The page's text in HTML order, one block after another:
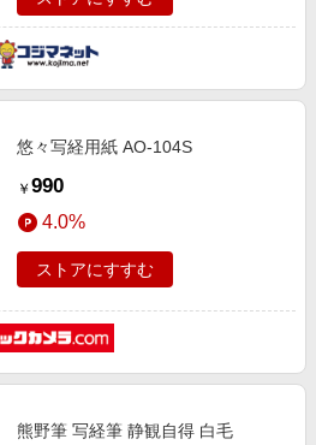
悠々写経用紙 AO-104S
￥ 990
4.0%
ストアにすすむ
熊野筆 写経筆 静観自得 白毛